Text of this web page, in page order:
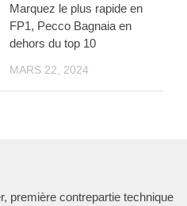
Marquez le plus rapide en
FP1, Pecco Bagnaia en
dehors du top 10
MARS 22, 2024
première contrepartie technique